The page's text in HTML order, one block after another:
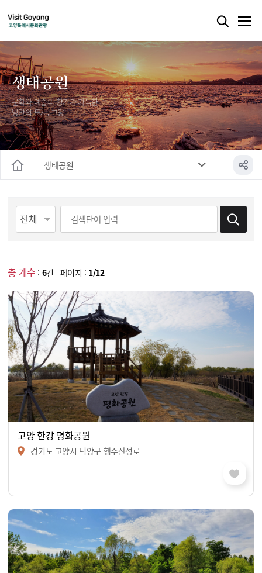
생태공원
문화와 예술의 향기가 가득한
낭만의 도시, 고양
생태공원
총 개수 : 6건 페이지 : 1/12
고양 한강 평화공원
경기도 고양시 덕양구 행주산성로